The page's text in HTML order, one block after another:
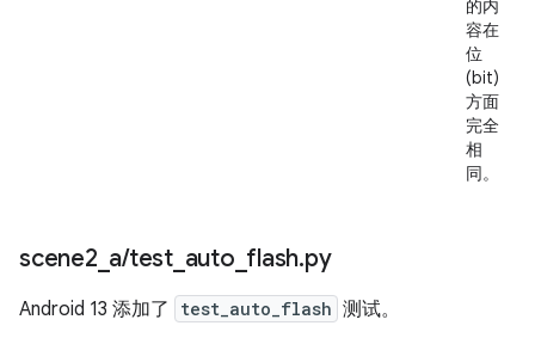
的内
容在
位
(bit)
方面
完全
相
同。
scene2 a/test_ auto flash.py
Android 13 添加了 test_auto_flash 测试。